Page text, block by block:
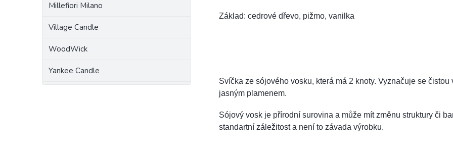
Millefiori Milano
Village Candle
WoodWick
Yankee Candle
Základ: cedrové dřevo, pižmo, vanilka
Svíčka ze sójového vosku, která má 2 knoty. Vyznačuje se čistou
jasným plamenem.
Sójový vosk je přírodní surovina a může mít změnu struktury či
standartní záležitost a není to závada výrobku.